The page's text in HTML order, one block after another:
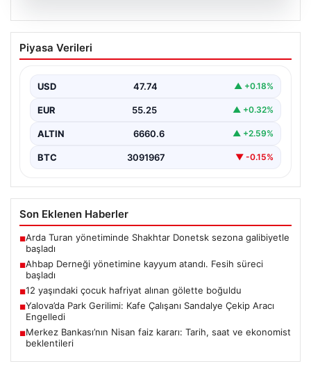
Ahbap Derneği yönetimine kayyum
atandı. Fesih süreci başladı
Piyasa Verileri
USD 47.74 ▲ +0.18%
EUR 55.25 ▲ +0.32%
ALTIN 6660.6 ▲ +2.59%
BTC 3091967 ▼ -0.15%
Son Eklenen Haberler
■Arda Turan yönetiminde Shakhtar Donetsk sezona galibiyetle
başladı
■Ahbap Derneği yönetimine kayyum atandı. Fesih süreci
başladı
■12 yaşındaki çocuk hafriyat alınan gölette boğuldu
■Yalova’da Park Gerilimi: Kafe Çalışanı Sandalye Çekip Aracı
Engelledi
■Merkez Bankası’nın Nisan faiz kararı: Tarih, saat ve ekonomist
beklentileri